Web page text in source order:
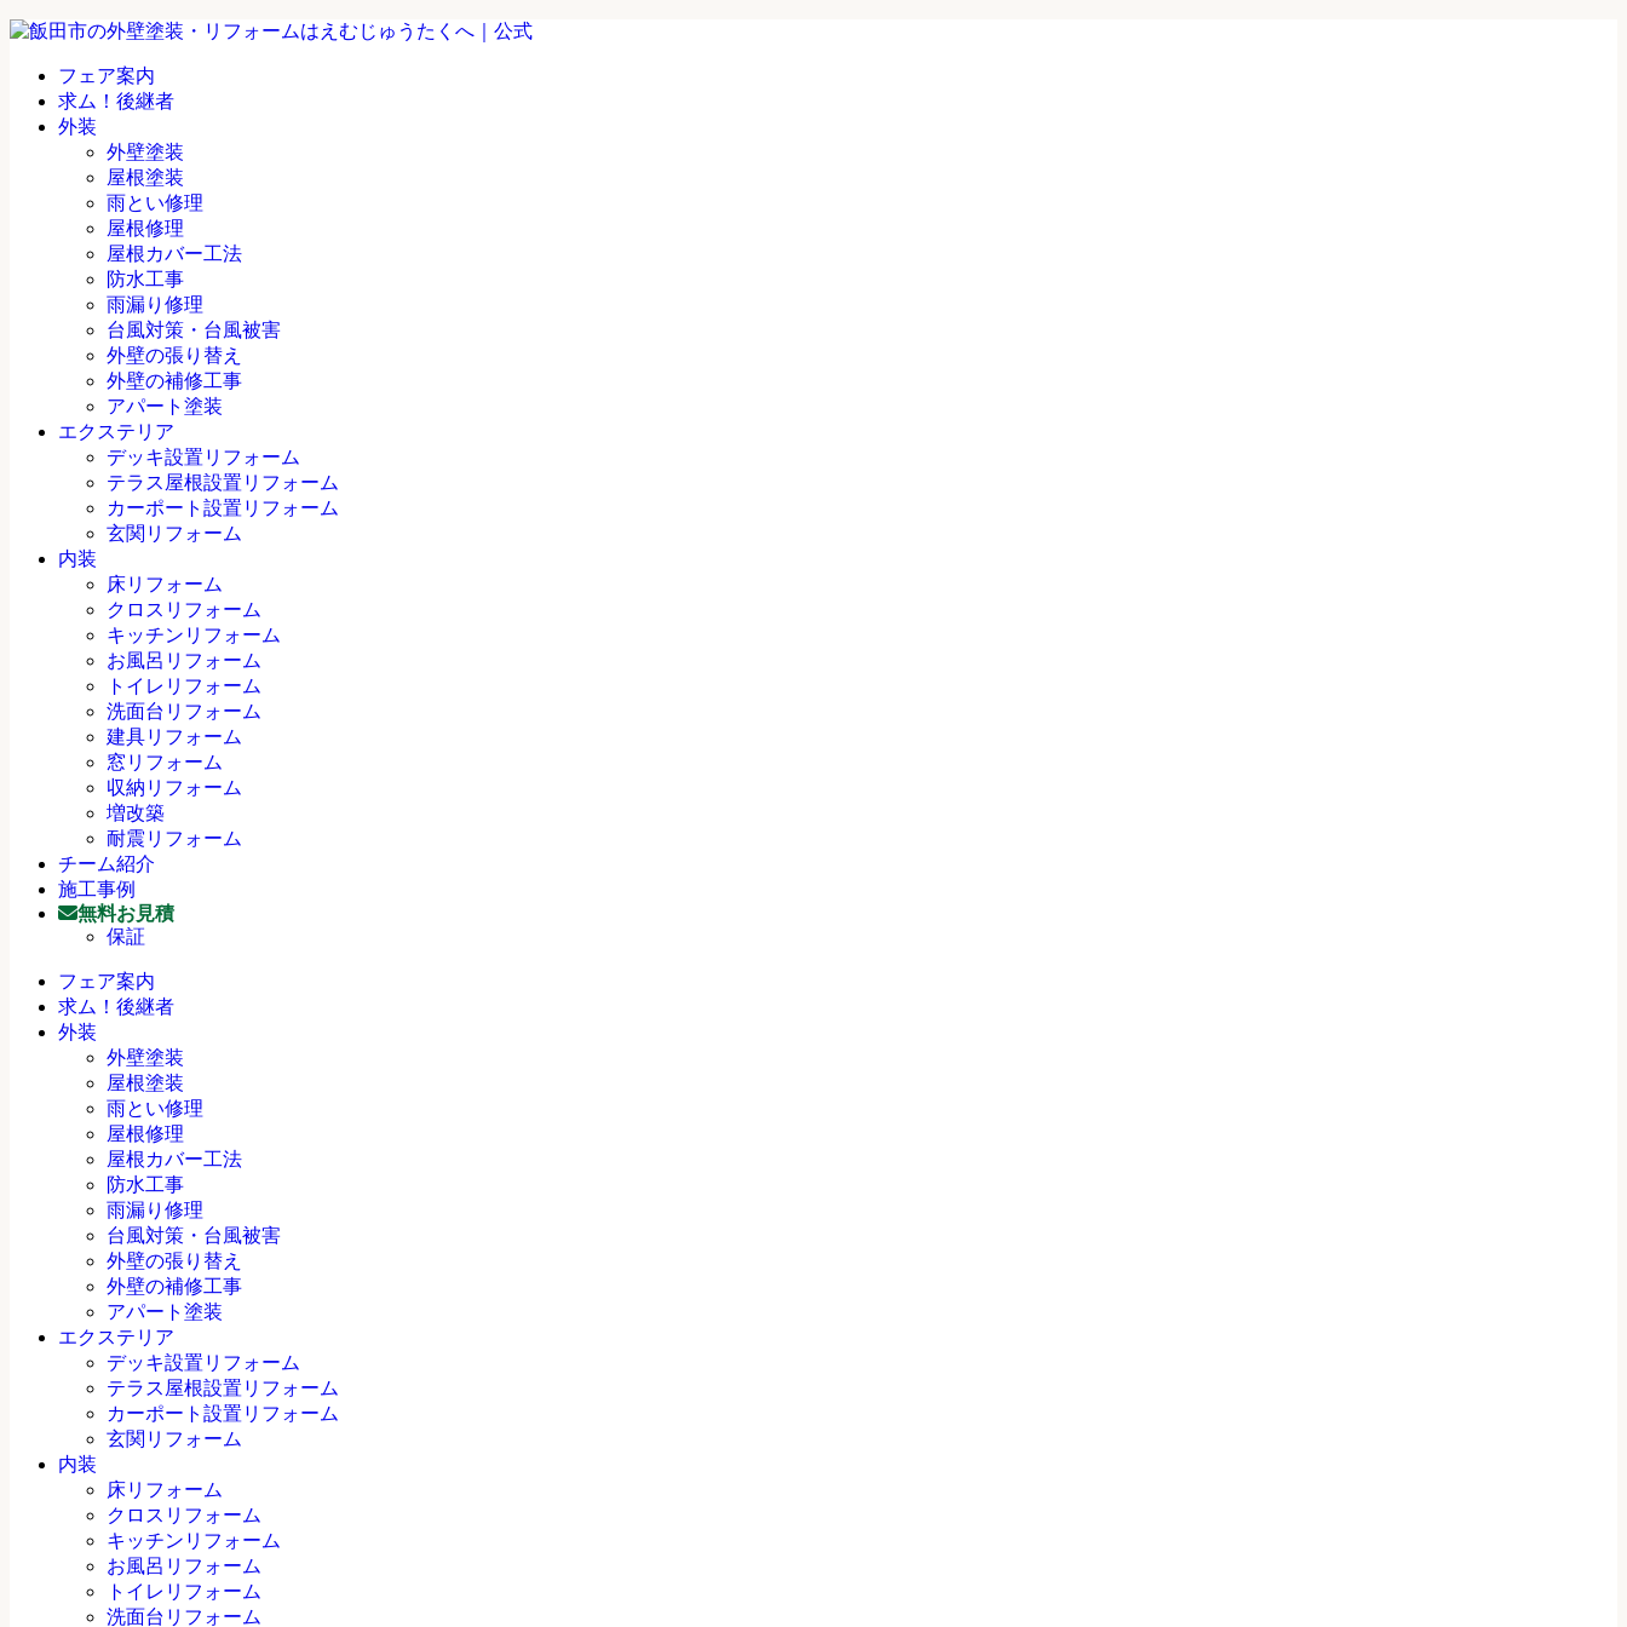
フェア案内
求ム！後継者
外装
外壁塗装
屋根塗装
雨とい修理
屋根修理
屋根カバー工法
防水工事
雨漏り修理
台風対策・台風被害
外壁の張り替え
外壁の補修工事
アパート塗装
エクステリア
デッキ設置リフォーム
テラス屋根設置リフォーム
カーポート設置リフォーム
玄関リフォーム
内装
床リフォーム
クロスリフォーム
キッチンリフォーム
お風呂リフォーム
トイレリフォーム
洗面台リフォーム
建具リフォーム
窓リフォーム
収納リフォーム
増改築
耐震リフォーム
チーム紹介
施工事例
無料お見積
保証
フェア案内
求ム！後継者
外装
外壁塗装
屋根塗装
雨とい修理
屋根修理
屋根カバー工法
防水工事
雨漏り修理
台風対策・台風被害
外壁の張り替え
外壁の補修工事
アパート塗装
エクステリア
デッキ設置リフォーム
テラス屋根設置リフォーム
カーポート設置リフォーム
玄関リフォーム
内装
床リフォーム
クロスリフォーム
キッチンリフォーム
お風呂リフォーム
トイレリフォーム
洗面台リフォーム